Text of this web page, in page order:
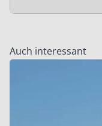
Auch interessant